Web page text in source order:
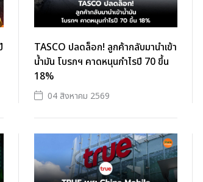
TASCO ปลดล็อก! ลูกค้ากลับมานำเข้า
น้ำมัน โบรกฯ คาดหนุนกำไรปี 70 ขึ้น
18%
04 สิงหาคม 2569